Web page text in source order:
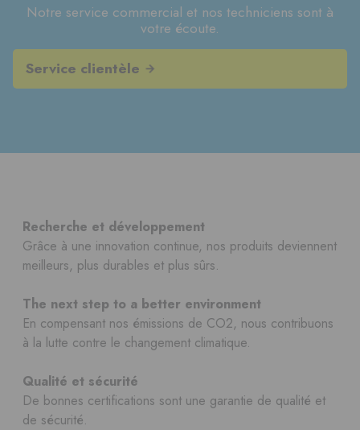
Notre service commercial et nos techniciens sont à
votre écoute.
Service clientèle
Recherche et développement
Grâce à une innovation continue, nos produits deviennent
meilleurs, plus durables et plus sûrs.
The next step to a better environment
En compensant nos émissions de CO2, nous contribuons
à la lutte contre le changement climatique.
Qualité et sécurité
De bonnes certifications sont une garantie de qualité et
de sécurité.